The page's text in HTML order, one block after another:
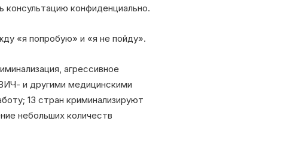
консультацию конфиденциально.
«я попробую» и «я не пойду».
агрессивное
и другими медицинскими
13 стран криминализируют
небольших количеств